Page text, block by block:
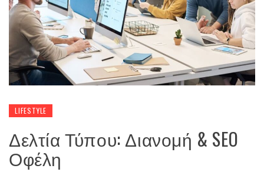
LIFESTYLE
Δελτία Τύπου: Διανομή & SEO
Οφέλη